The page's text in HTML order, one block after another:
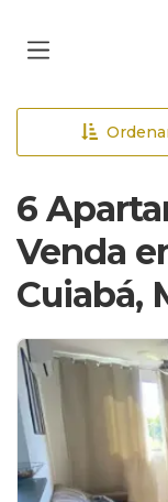
6
Venda
Cuiabá,